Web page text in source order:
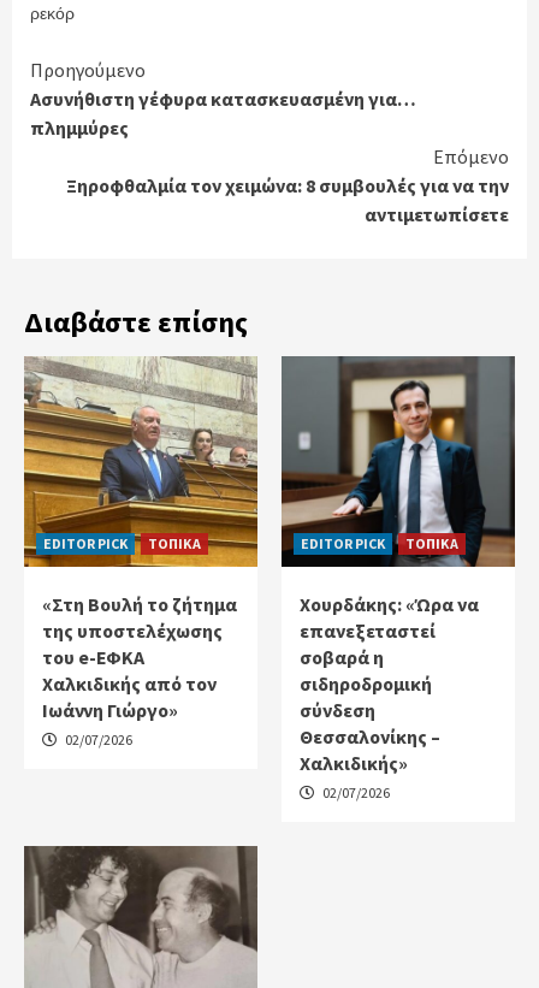
ρεκόρ
Continue
Reading
Προηγούμενο
Ασυνήθιστη γέφυρα κατασκευασμένη για…
πλημμύρες
Επόμενο
Ξηροφθαλμία τον χειμώνα: 8 συμβουλές για να την
αντιμετωπίσετε
Διαβάστε επίσης
EDITOR PICK ΤΟΠΙΚΑ
«Στη Βουλή το ζήτημα
της υποστελέχωσης
του e-ΕΦΚΑ
Χαλκιδικής από τον
Ιωάννη Γιώργο»
02/07/2026
EDITOR PICK ΤΟΠΙΚΑ
Χουρδάκης: «Ώρα να
επανεξεταστεί
σοβαρά η
σιδηροδρομική
σύνδεση
Θεσσαλονίκης –
Χαλκιδικής»
02/07/2026